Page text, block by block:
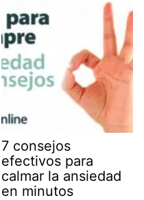
7 consejos
efectivos para
calmar la ansiedad
en minutos